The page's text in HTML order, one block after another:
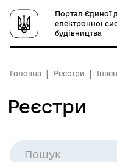
Портал Єдиної
електронної
будівництва
Головна Реєстри
Реєстри